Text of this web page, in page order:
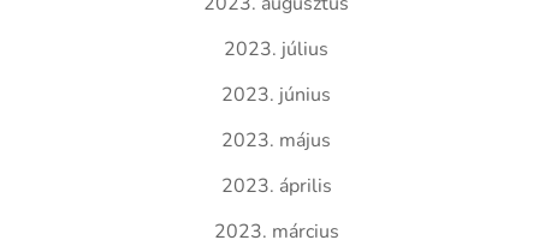
2023. július
2023. június
2023. május
2023. április
2023. március